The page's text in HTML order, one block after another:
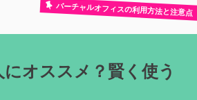
バーチャルオフィスの利用方法と注意点
オススメ？賢く使う